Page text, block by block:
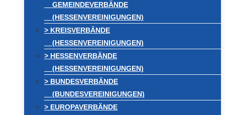
GEMEINDEVERBÄNDE
(HESSENVEREINIGUNGEN)
> KREISVERBÄNDE
(HESSENVEREINIGUNGEN)
> HESSENVERBÄNDE
(HESSENVEREINIGUNGEN)
> BUNDESVERBÄNDE
(BUNDESVEREINIGUNGEN)
> EUROPAVERBÄNDE